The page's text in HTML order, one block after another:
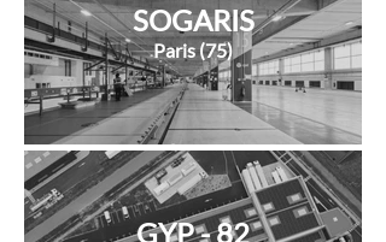
SOGARIS
Paris (75)
GYP - 82